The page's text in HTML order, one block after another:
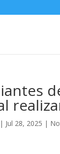
| Jul 28, 2025 |